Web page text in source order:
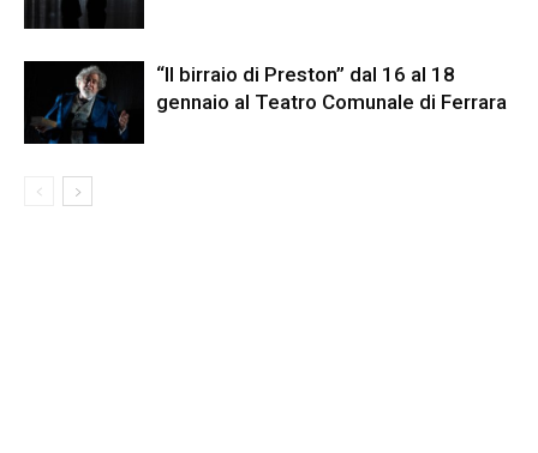
“Il birraio di Preston” dal 16 al 18
gennaio al Teatro Comunale di Ferrara